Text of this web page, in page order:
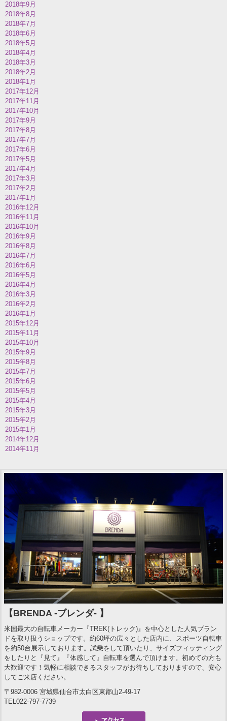
2018年9月
2018年8月
2018年7月
2018年6月
2018年5月
2018年4月
2018年3月
2018年2月
2018年1月
2017年12月
2017年11月
2017年10月
2017年9月
2017年8月
2017年7月
2017年6月
2017年5月
2017年4月
2017年3月
2017年2月
2017年1月
2016年12月
2016年11月
2016年10月
2016年9月
2016年8月
2016年7月
2016年6月
2016年5月
2016年4月
2016年3月
2016年2月
2016年1月
2015年12月
2015年11月
2015年10月
2015年9月
2015年8月
2015年7月
2015年6月
2015年5月
2015年4月
2015年3月
2015年2月
2015年1月
2014年12月
2014年11月
【BRENDA -ブレンダ- 】
米国最大の自転車メーカー『TREK(トレック)』を中心とした人気ブラン
ドを取り扱うショップです。約60坪の広々とした店内に、スポーツ自転車
を約50台展示しております。試乗をして頂いたり、サイズフィッティング
をしたりと『見て』『体感して』自転車を選んで頂けます。初めての方も
大歓迎です！気軽に相談できるスタッフがお待ちしておりますので、安心
してご来店ください。
〒982-0006 宮城県仙台市太白区東郡山2-49-17
TEL022-797-7739